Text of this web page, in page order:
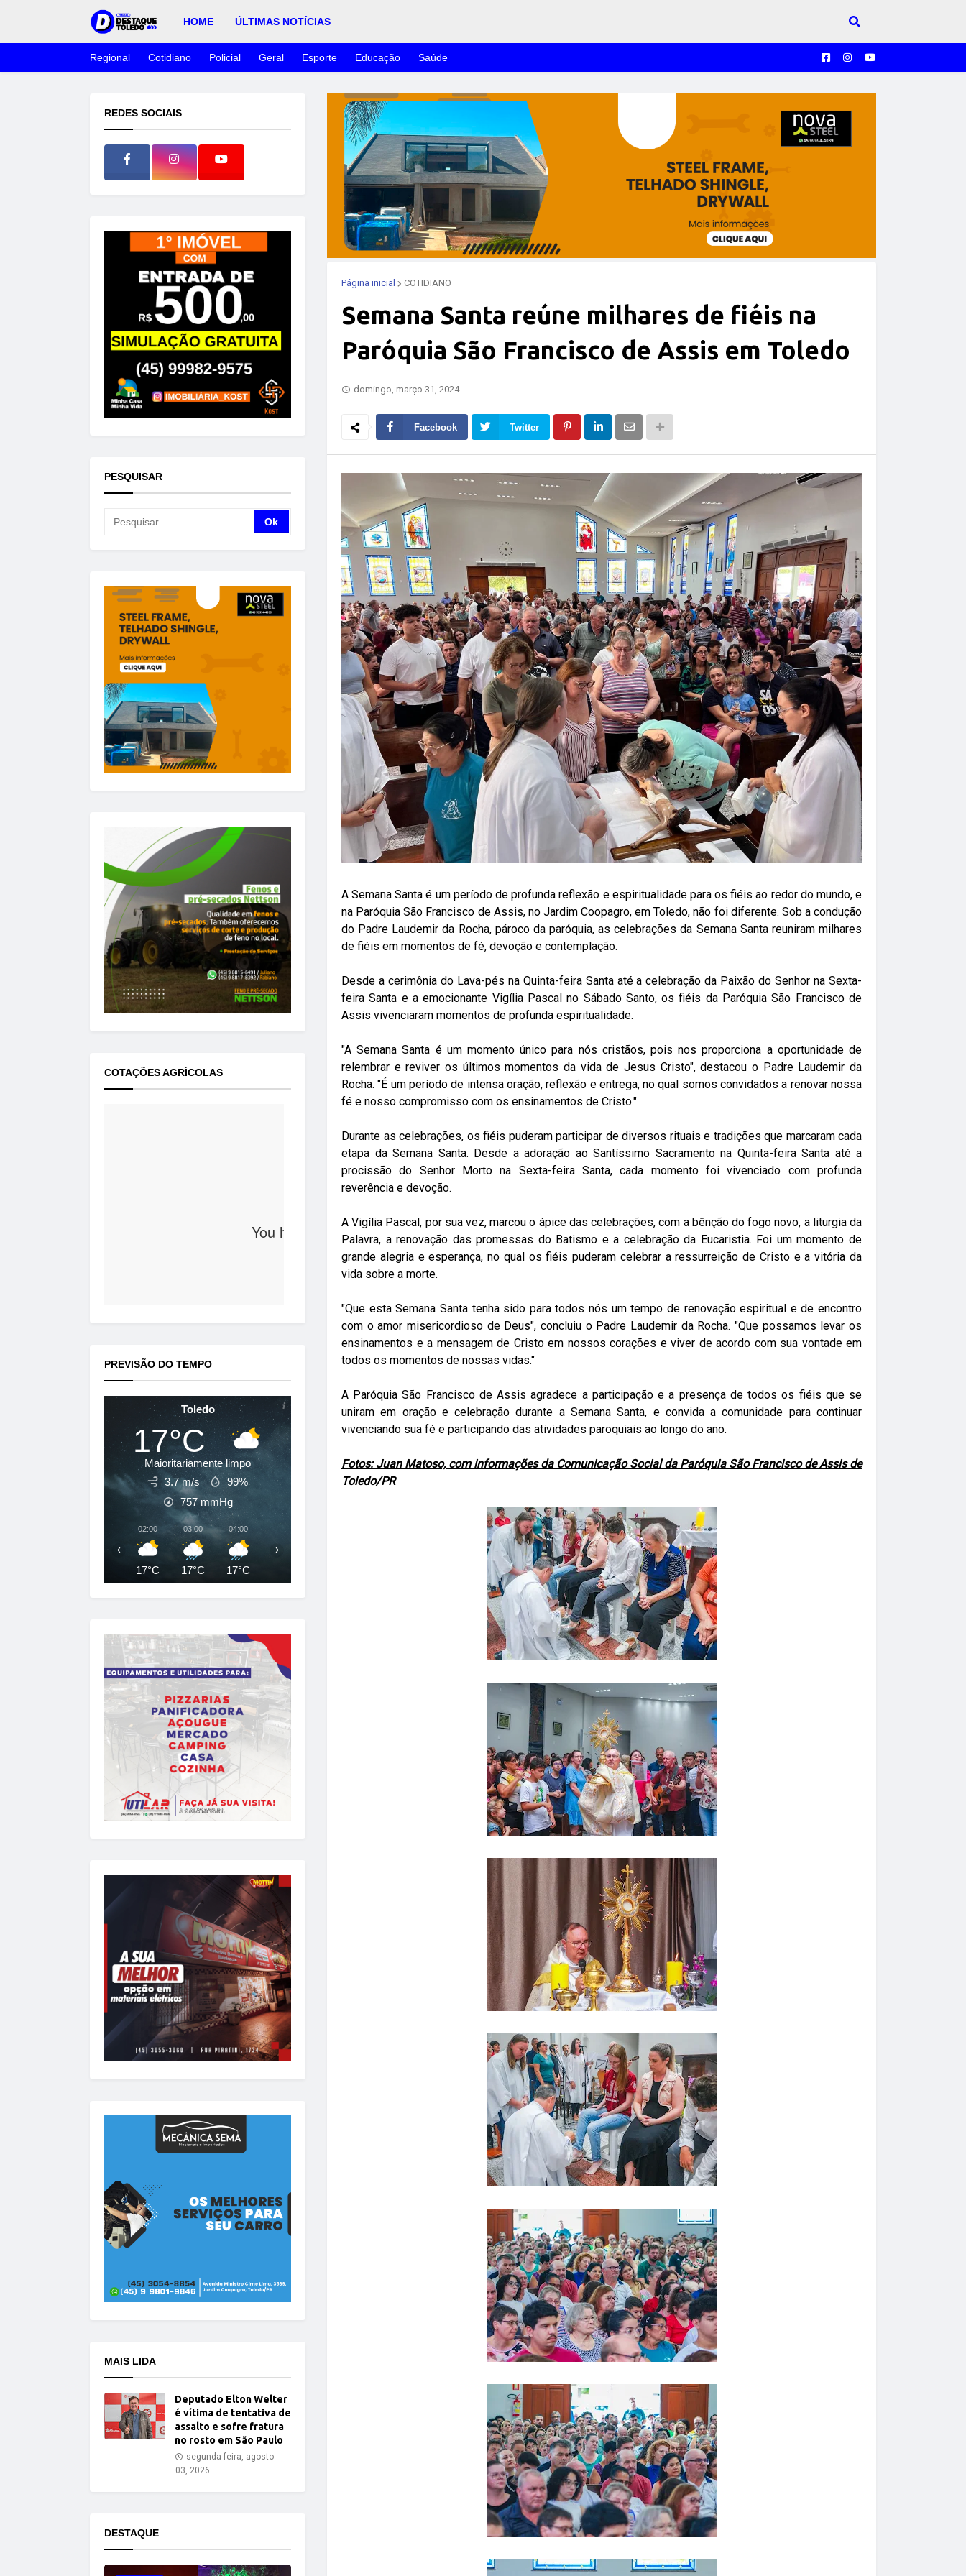
HOME ÚLTIMAS NOTÍCIAS
Regional Cotidiano Policial Geral Esporte Educação Saúde
Página inicial COTIDIANO
Semana Santa reúne milhares de fiéis na
Paróquia São Francisco de Assis em Toledo
domingo, março 31, 2024
Facebook Twitter
A Semana Santa é um período de profunda reflexão e espiritualidade para os fiéis ao redor do mundo, e
na Paróquia São Francisco de Assis, no Jardim Coopagro, em Toledo, não foi diferente. Sob a condução
do Padre Laudemir da Rocha, pároco da paróquia, as celebrações da Semana Santa reuniram milhares
de fiéis em momentos de fé, devoção e contemplação.
Desde a cerimônia do Lava-pés na Quinta-feira Santa até a celebração da Paixão do Senhor na Sexta-
feira Santa e a emocionante Vigília Pascal no Sábado Santo, os fiéis da Paróquia São Francisco de
Assis vivenciaram momentos de profunda espiritualidade.
"A Semana Santa é um momento único para nós cristãos, pois nos proporciona a oportunidade de
relembrar e reviver os últimos momentos da vida de Jesus Cristo", destacou o Padre Laudemir da
Rocha. "É um período de intensa oração, reflexão e entrega, no qual somos convidados a renovar nossa
fé e nosso compromisso com os ensinamentos de Cristo."
Durante as celebrações, os fiéis puderam participar de diversos rituais e tradições que marcaram cada
etapa da Semana Santa. Desde a adoração ao Santíssimo Sacramento na Quinta-feira Santa até a
procissão do Senhor Morto na Sexta-feira Santa, cada momento foi vivenciado com profunda
reverência e devoção.
A Vigília Pascal, por sua vez, marcou o ápice das celebrações, com a bênção do fogo novo, a liturgia da
Palavra, a renovação das promessas do Batismo e a celebração da Eucaristia. Foi um momento de
grande alegria e esperança, no qual os fiéis puderam celebrar a ressurreição de Cristo e a vitória da
vida sobre a morte.
"Que esta Semana Santa tenha sido para todos nós um tempo de renovação espiritual e de encontro
com o amor misericordioso de Deus", concluiu o Padre Laudemir da Rocha. "Que possamos levar os
ensinamentos e a mensagem de Cristo em nossos corações e viver de acordo com sua vontade em
todos os momentos de nossas vidas."
A Paróquia São Francisco de Assis agradece a participação e a presença de todos os fiéis que se
uniram em oração e celebração durante a Semana Santa, e convida a comunidade para continuar
vivenciando sua fé e participando das atividades paroquiais ao longo do ano.
Fotos: Juan Matoso, com informações da Comunicação Social da Paróquia São Francisco de Assis de
Toledo/PR
REDES SOCIAIS
PESQUISAR
COTAÇÕES AGRÍCOLAS
PREVISÃO DO TEMPO
Toledo
17°C
Maioritariamente limpo
3.7 m/s
99%
757mmHg
02:00
17°C
03:00
17°C
04:00
17°C
05:00 10:00
20°C
11:00
20°C
12:00
21°C
13:00
24°C
14:00
25°C
‹ ›
MAIS LIDA
Deputado Elton Welter
é vítima de tentativa de
assalto e sofre fratura
no rosto em São Paulo
segunda-feira, agosto
03, 2026
DESTAQUE